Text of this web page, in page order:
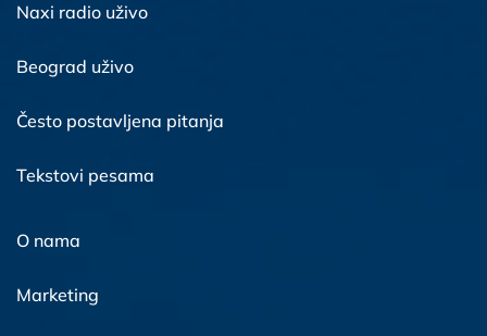
Naxi radio uživo
Beograd uživo
Često postavljena pitanja
Tekstovi pesama
O nama
Marketing